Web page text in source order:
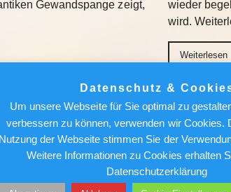
Gewandspange zeigt,
wieder
wird.
Weiterlesen
bezieht Claus-Dieter
sich auch in der 2.
Berlin
Fauci:
Ein
Fauci
Datenschutz &
Um unsere Webseite für Sie optimal zu
verbessern zu können, verwenden wir Cookies.
der Webseite stimmen Sie der
Weitere Informationen zu Cookies erhalten
Datenschutzerklärung